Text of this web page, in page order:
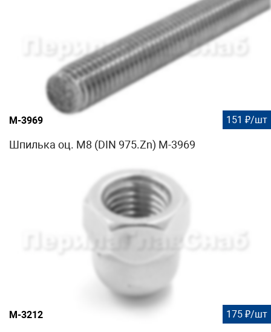
М-3969 151 ₽/шт
Шпилька оц. М8 (DIN 975.Zn) М-3969
М-3212 175 ₽/шт